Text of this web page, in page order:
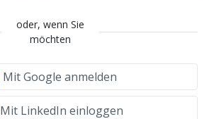
oder, wenn Sie
möchten
Mit Google anmelden
Mit LinkedIn einloggen